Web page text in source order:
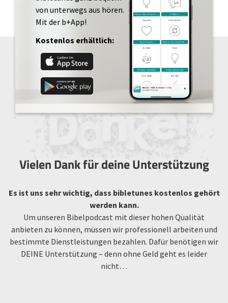
von unterwegs aus hören.
Mit der b+App!
Kostenlos erhältlich:
Vielen Dank für deine Unterstützung
Es ist uns sehr wichtig, dass bibletunes kostenlos gehört
werden kann.
Um unseren Bibelpodcast mit dieser hohen Qualität
anbieten zu können, müssen wir professionell arbeiten und
bestimmte Dienstleistungen bezahlen. Dafür benötigen wir
DEINE Unterstützung – denn ohne Geld geht es leider
nicht…